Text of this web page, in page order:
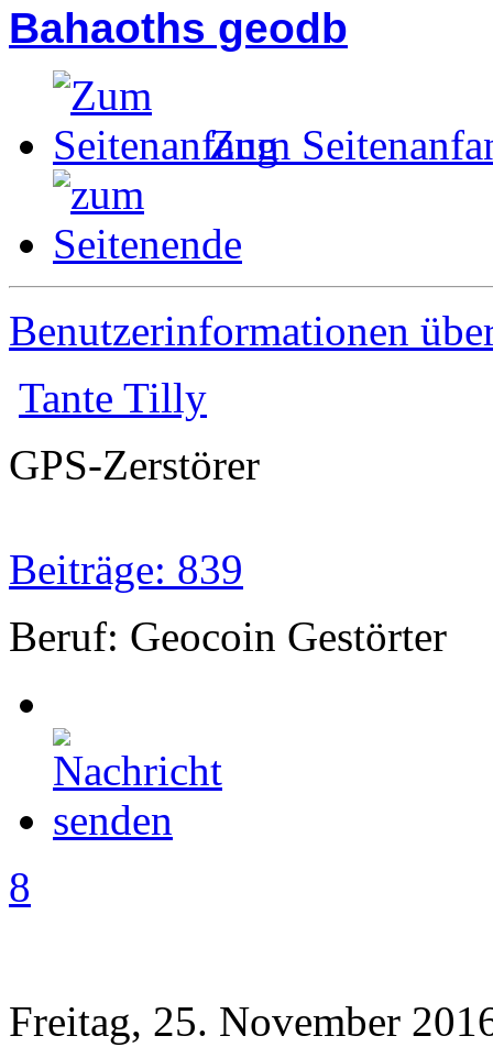
Bahaoths geodb
Zum
Benutzerinformationen
Tante Tilly
GPS-Zerstörer
Beiträge: 839
Beruf: Geocoin Gestörter
8
Freitag, 25. November